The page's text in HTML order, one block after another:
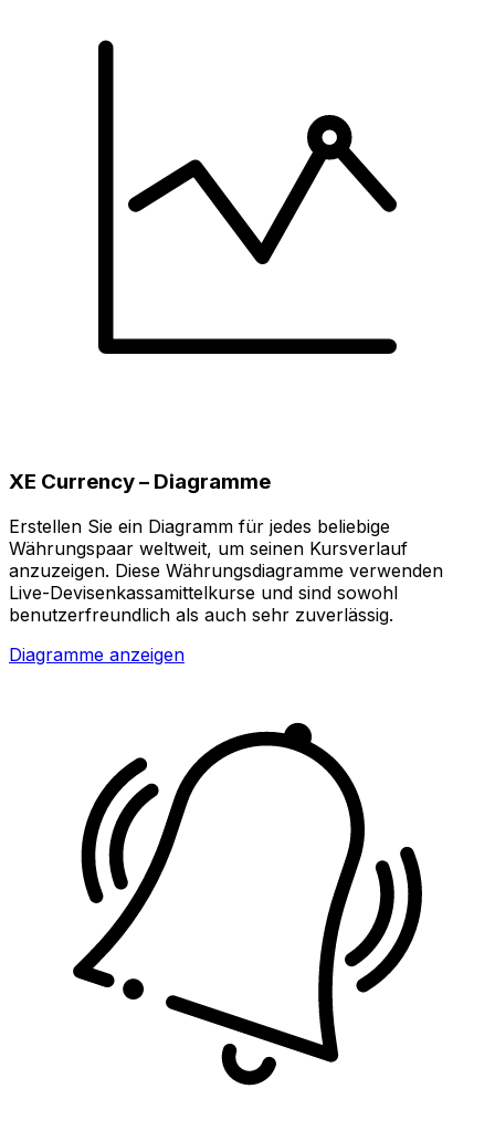
XE Currency – Diagramme
Erstellen Sie ein Diagramm für jedes beliebige
Währungspaar weltweit, um seinen Kursverlauf
anzuzeigen. Diese Währungsdiagramme verwenden
Live-Devisenkassamittelkurse und sind sowohl
benutzerfreundlich als auch sehr zuverlässig.
Diagramme anzeigen